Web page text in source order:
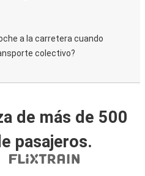
a la carretera cuando
colectivo?
de más de 500
pasajeros.